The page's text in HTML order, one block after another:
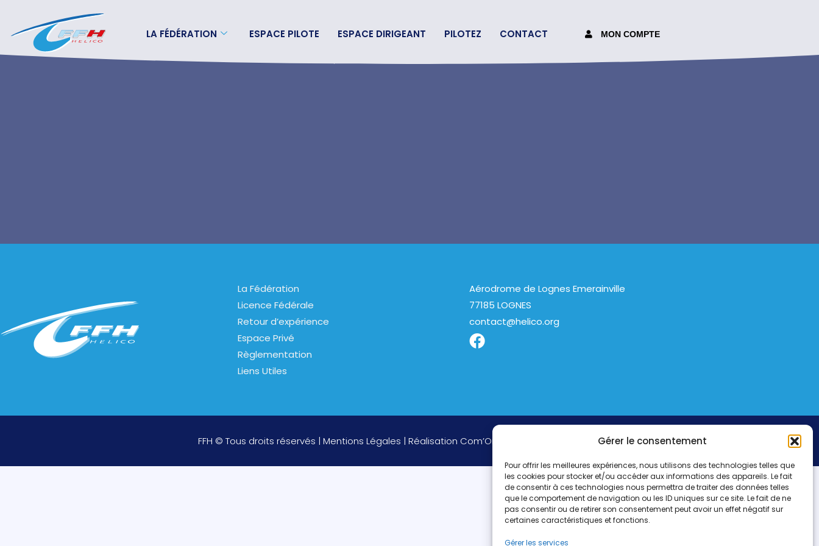
Gérer le consentement
Pour offrir les meilleures expériences, nous utilisons des technologies telles que
les cookies pour stocker et/ou accéder aux informations des appareils. Le fait
de consentir à ces technologies nous permettra de traiter des données telles
que le comportement de navigation ou les ID uniques sur ce site. Le fait de ne
pas consentir ou de retirer son consentement peut avoir un effet négatif sur
certaines caractéristiques et fonctions.
Gérer les services
LA FÉDÉRATION ESPACE PILOTE ESPACE DIRIGEANT PILOTEZ CONTACT MON COMPTE
La Fédération
Licence Fédérale
Retour d’expérience
Espace Privé
Règlementation
Liens Utiles
Aérodrome de Lognes Emerainville
77185 LOGNES
contact@helico.org
FFH © Tous droits réservés | Mentions Légales | Réalisation Com’On